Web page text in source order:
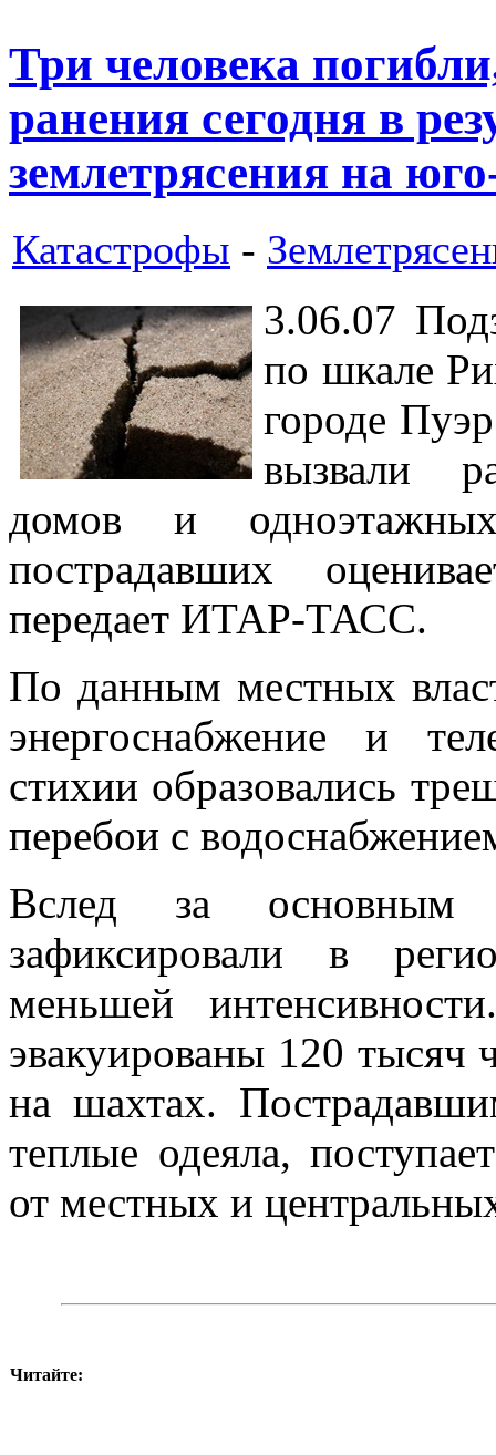
Три человека
ранения сегодня в
землетрясения на
Катастрофы -
3.06.07
по шкале
городе
вызвали
домов и
пострадавших
передает ИТАР-ТАСС.
По данным местных
энергоснабжение и
стихии образовались
перебои с
Вслед за основным
зафиксировали в
меньшей
эвакуированы 120 тысяч
на шахтах.
теплые одеяла,
от местных и
Читайте: